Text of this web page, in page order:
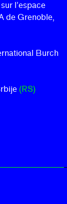
l’espace
de Grenoble,
Burch
(RS)